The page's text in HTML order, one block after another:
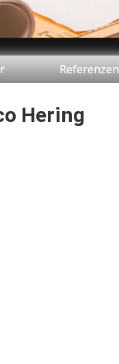
Referenzen
Hering